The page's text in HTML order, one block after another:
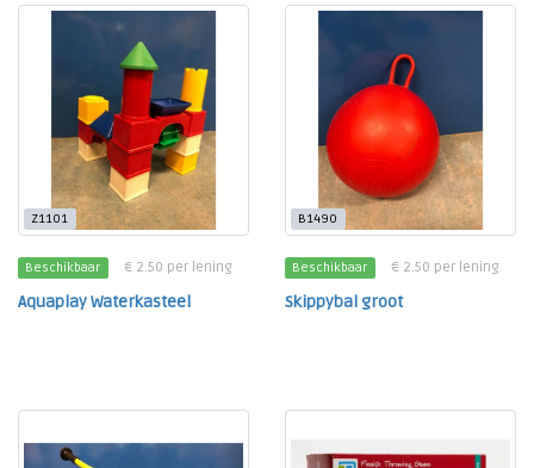
Z1101
Beschikbaar € 2.50 per lening
Aquaplay Waterkasteel
B1490
Beschikbaar € 2.50 per lening
Skippybal groot